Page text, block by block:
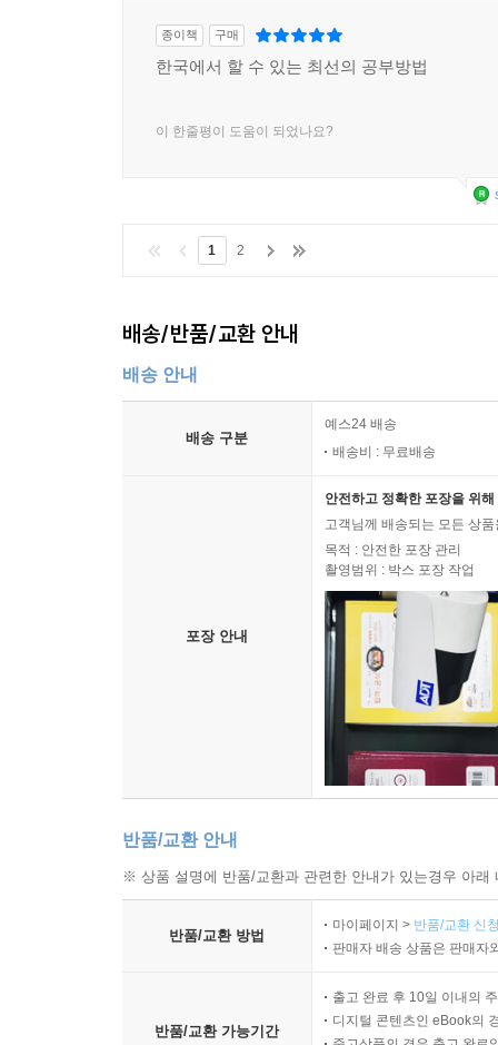
종이책 구매
한국에서 할 수 있는 최선의 공부방법
이 한줄평이 도움이 되었나요?
1 2
배송/반품/교환 안내
배송 안내
배송 구분
예스24 배송
배송비 : 무료배송
포장 안내
안전하고 정확한 포장을 위
고객님께 배송되는 모든 상
목적 : 안전한 포장 관리
촬영범위 : 박스 포장 작업
반품/교환 안내
※ 상품 설명에 반품/교환과 관련한 안내가 있는경우 아
반품/교환 방법
마이페이지 > 반품/교환 신
판매자 배송 상품은 판매자
반품/교환 가능기간
출고 완료 후 10일 이내의
디지털 콘텐츠인 eBook의